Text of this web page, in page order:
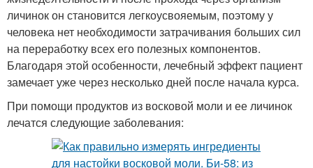
личинок он становится легкоусвояемым, поэтому у
человека нет необходимости затрачивания больших сил
на переработку всех его полезных компонентов.
Благодаря этой особенности, лечебный эффект пациент
замечает уже через несколько дней после начала курса.
При помощи продуктов из восковой моли и ее личинок
лечатся следующие заболевания: